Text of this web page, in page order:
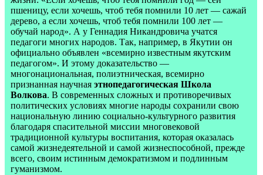
пшеницу, если хочешь, чтоб тебя помнили 10 лет — сажай
дерево, а если хочешь, чтоб тебя помнили 100 лет —
обучай народ». А у Геннадия Никандровича учатся
педагоги многих народов. Так, например, в Якутии он
официально объявлен «всемирно известным якутским
педагогом». И этому доказательство —
многонациональная, полиэтническая, всемирно
признанная научная этнопедагогическая Школа
Волкова. В современных сложных и противоречивых
политических условиях многие народы сохранили свою
национальную линию социально-культурного развития
благодаря спасительной миссии многовековой
традиционной культуры воспитания, которая оказалась
самой жизнедеятельной и самой жизнеспособной, прежде
всего, своим истинным демократизмом и подлинным
гуманизмом.